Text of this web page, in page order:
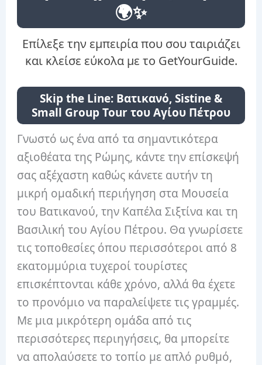
🌍✨
Επίλεξε την εμπειρία που σου ταιριάζει
και κλείσε εύκολα με το GetYourGuide.
Skip the Line: Βατικανό, Sistine &
Small Group Tour του Αγίου Πέτρου
Γνωστό ως ένα από τα σημαντικότερα
αξιοθέατα της Ρώμης, κάντε την επίσκεψή
σας αξέχαστη καθώς κάνετε αυτήν τη
μικρή ομαδική περιήγηση στα Μουσεία
του Βατικανού, την Καπέλα Σιξτίνα και τη
Βασιλική του Αγίου Πέτρου. Θα γνωρίσετε
τις τοποθεσίες όπου περισσότεροι από 8
εκατομμύρια τυχεροί τουρίστες
επισκέπτονται κάθε χρόνο, αλλά θα έχετε
το προνόμιο να παραλείψετε τις γραμμές.
Με μια μικρότερη ομάδα από τις
περισσότερες περιηγήσεις, θα μπορείτε
να απολαύσετε το τοπίο με απλό ρυθμό,